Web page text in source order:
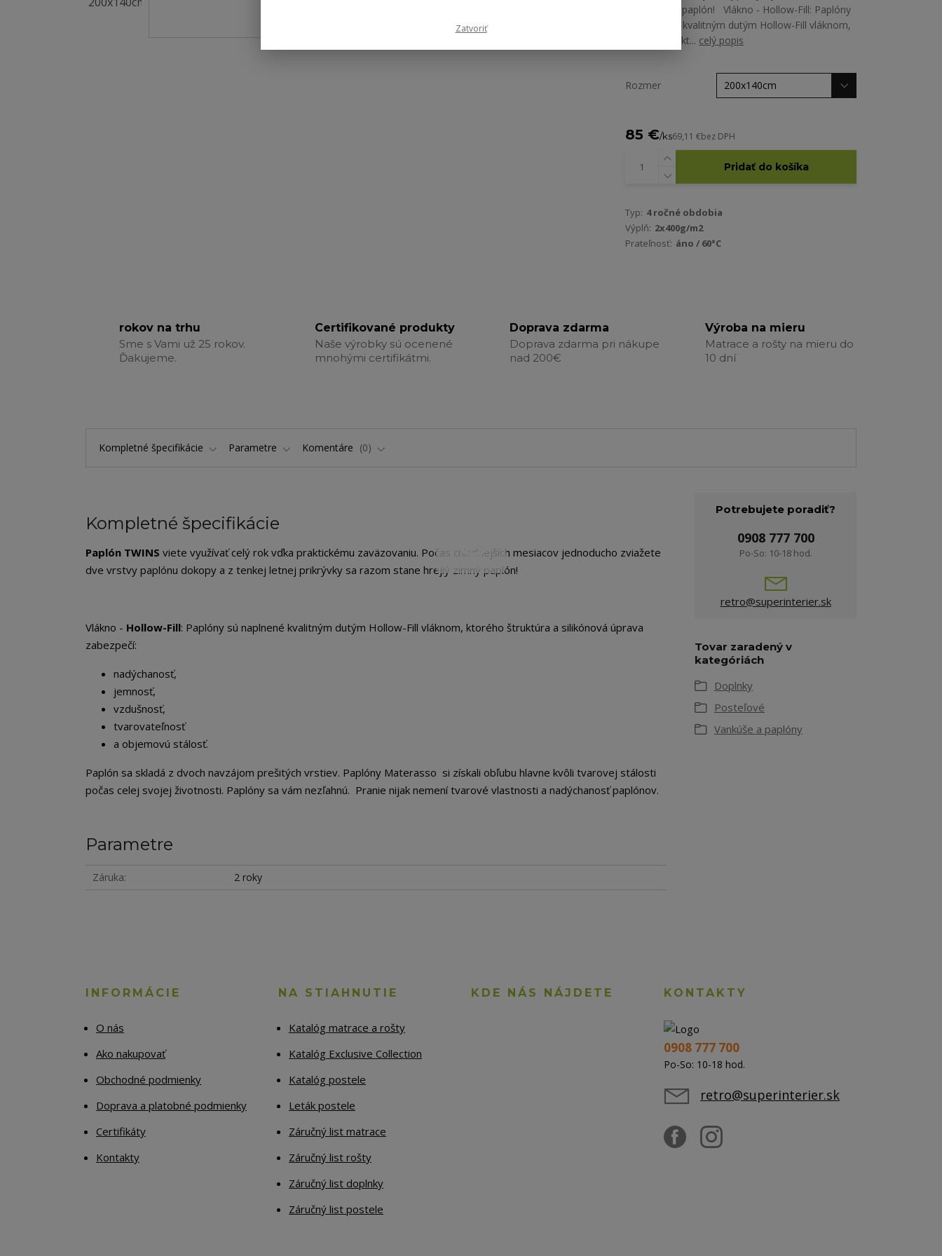
hrejiý zimný paplón! Vlákno - Hollow-Fill: Paplóny
sú naplnené kvalitným dutým Hollow-Fill vláknom,
ktorého štrukt... celý popis
Rozmer
85 €/ks69,11 €bez DPH
Pridať do košíka
Typ: 4 ročné obdobia
Výplň: 2x400g/m2
Prateľnosť: áno / 60°C
rokov na trhu
Sme s Vami už 25 rokov.
Ďakujeme.
Certifikované produkty
Naše výrobky sú ocenené
mnohými certifikátmi.
Doprava zdarma
Doprava zdarma pri nákupe
nad 200€
Výroba na mieru
Matrace a rošty na mieru do
10 dní
Kompletné špecifikácie Parametre Komentáre 0
Kompletné špecifikácie
Paplón TWINS viete využívať celý rok vďka praktickému zaväzovaniu. Počas chladnejších mesiacov jednoducho zviažete
dve vrstvy paplónu dokopy a z tenkej letnej prikrývky sa razom stane hrejiý zimný paplón!
Vlákno - Hollow-Fill: Paplóny sú naplnené kvalitným dutým Hollow-Fill vláknom, ktorého štruktúra a silikónová úprava
zabezpečí:
nadýchanosť,
jemnosť,
vzdušnosť,
tvarovateľnosť
a objemovú stálosť.
Paplón sa skladá z dvoch navzájom prešitých vrstiev. Paplóny Materasso si získali obľubu hlavne kvôli tvarovej stálosti
počas celej svojej životnosti. Paplóny sa vám nezľahnú. Pranie nijak nemení tvarové vlastnosti a nadýchanosť paplónov.
Parametre
Záruka 2 roky
Potrebujete poradiť?
0908 777 700
Po-So: 10-18 hod.
retro@superinterier.sk
Tovar zaradený v
kategóriách
Doplnky
Posteľové
Vankúše a paplóny
INFORMÁCIE
O nás
Ako nakupovať
Obchodné podmienky
Doprava a platobné podmienky
Certifikáty
Kontakty
NA STIAHNUTIE
Katalóg matrace a rošty
Katalóg Exclusive Collection
Katalóg postele
Leták postele
Záručný list matrace
Záručný list rošty
Záručný list doplnky
Záručný list postele
KDE NÁS NÁJDETE KONTAKTY
0908 777 700
Po-So: 10-18 hod.
retro@superinterier.sk
Zatvoriť